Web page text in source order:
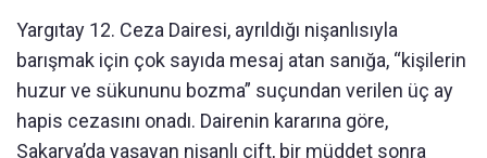
Yargıtay 12. Ceza Dairesi, ayrıldığı nişanlısıyla
barışmak için çok sayıda mesaj atan sanığa, “kişilerin
huzur ve sükununu bozma” suçundan verilen üç ay
hapis cezasını onadı. Dairenin kararına göre,
Sakarya’da yaşayan nişanlı çift, bir müddet sonra